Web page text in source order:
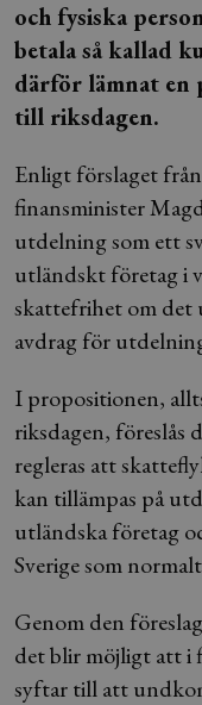
och fysiska
betala så kallad
därför lämnat en
till riksdagen.
Enligt förslaget
finansminister
utdelning som ett
utländskt företag i
skattefrihet om det
avdrag för
I propositionen,
riksdagen, föreslås
regleras att
kan tillämpas på
utländska företag
Sverige som
Genom den
det blir möjligt att i
syftar till att